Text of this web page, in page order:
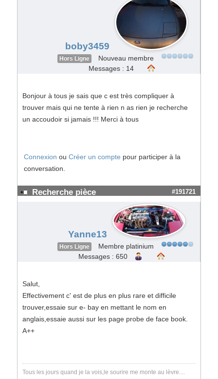
boby3459
Hors Ligne
Nouveau membre
Messages : 14
Bonjour à tous je sais que c est très compliquer à
trouver mais qui ne tente à rien n as rien je recherche
un accoudoir si jamais !!! Merci à tous
Connexion ou Créer un compte pour participer à la
conversation.
Recherche pièce #191721
Yanne13
Hors Ligne
Membre platinium
Messages : 650
Salut,
Effectivement c' est de plus en plus rare et difficile
trouver,essaie sur e- bay en mettant le nom en
anglais,essaie aussi sur les page probe de face book.
A++
Tous les jours quand je la vois,le sourire me monte au lèvre....